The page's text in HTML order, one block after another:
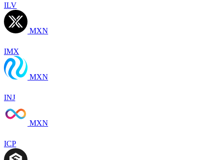
ILV
MXN
IMX
MXN
INJ
MXN
ICP